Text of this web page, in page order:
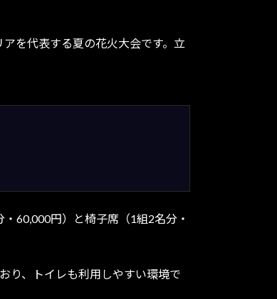
を代表する夏の花火大会です。立
60,000円）と椅子席（1組2名分・
り、トイレも利用しやすい環境で